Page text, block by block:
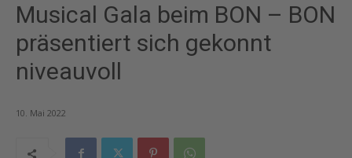
Musical Gala beim BON – BON
präsentiert sich gekonnt
niveauvoll
10. Mai 2022